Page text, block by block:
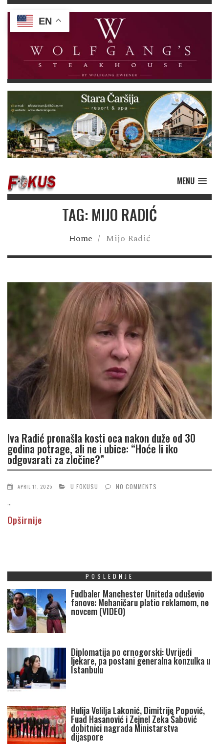
MENU
TAG: MIJO RADIĆ
Home / Mijo Radić
Iva Radić pronašla kosti oca nakon duže od 30
godina potrage, ali ne i ubice: “Hoće li iko
odgovarati za zločine?”
APRIL 11, 2025 U FOKUSU NO COMMENTS
...
Opširnije
POSLEDNJE
Fudbaler Manchester Uniteda oduševio
fanove: Mehaničaru platio reklamom, ne
novcem (VIDEO)
Diplomatija po crnogorski: Uvrijedi
ljekare, pa postani generalna konzulka u
Istanbulu
Hulija Velilja Lakonić, Dimitrije Popović,
Fuad Hasanović i Zejnel Zeka Šabović
dobitnici nagrada Ministarstva
dijaspore
EN